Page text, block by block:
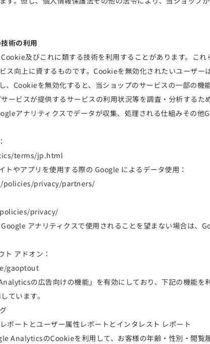
術の利用
Cookie及びこれに類する技術を利用することがあります。こ
ス向上に資するものです。Cookieを無効化されたいユーザ
、Cookieを無効化すると、当ショップのサービスの一部の機
サービスが提供するサービスの利用状況等を調査・分析する
アナリティクスでデータが収集、処理される仕組みその
terms/jp.html
トやアプリを使用する際の Google によるデータ使用：
privacy/partners/
privacy/
アナリティクスで使用されることを望まない場合は、
アドオン：
gaoptout
の広告向けの機能」を有効にしており、下記の機能
ています。
ートとユーザー属性レポートとインタレスト レポート
AnalyticsのCookieを利用して、お客様の年齢・性別・閲覧